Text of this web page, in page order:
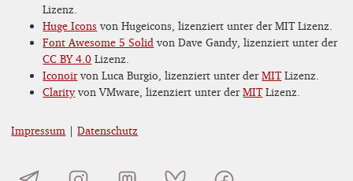
Lizenz.
Huge Icons von Hugeicons, lizenziert unter der MIT Lizenz.
Font Awesome 5 Solid von Dave Gandy, lizenziert unter der
CC BY 4.0 Lizenz.
Iconoirvon Luca Burgio, lizenziert unter derMITLizenz.
Clarityvon VMware, lizenziert unter derMITLizenz.
Impressum |Datenschutz